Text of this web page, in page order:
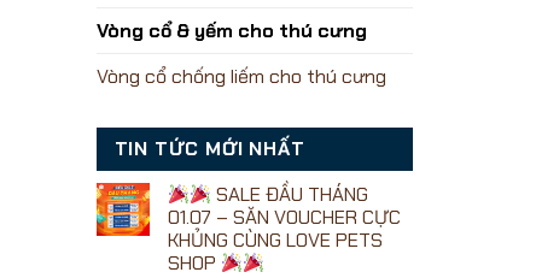
Vòng cổ & yếm cho thú cưng
Vòng cổ chống liếm cho thú cưng
TIN TỨC MỚI NHẤT
SALE ĐẦU THÁNG
01.07 – SĂN VOUCHER CỰC
KHỦNG CÙNG LOVE PETS
SHOP